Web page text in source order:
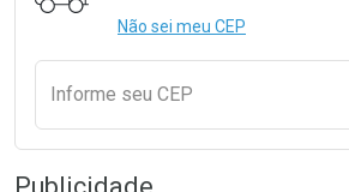
Não sei meu CEP
Informe seu CEP